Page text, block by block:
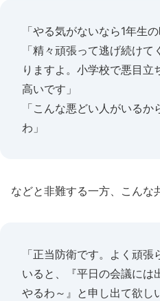
「やる気がないなら1年生
「精々頑張って逃げ続け
りますよ。小学校で悪目
高いです」
「こんな悪どい人がいる
わ」
などと非難する一方、こんな
「正当防衛です。よく頑
いると、『平日の会議に
やるわ～』と申し出て欲し